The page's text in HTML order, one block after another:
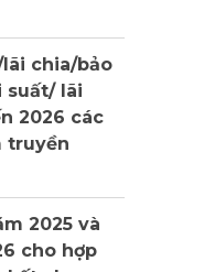
chia/bảo
suất/ lãi
2026 các
truyền
2025 và
cho hợp